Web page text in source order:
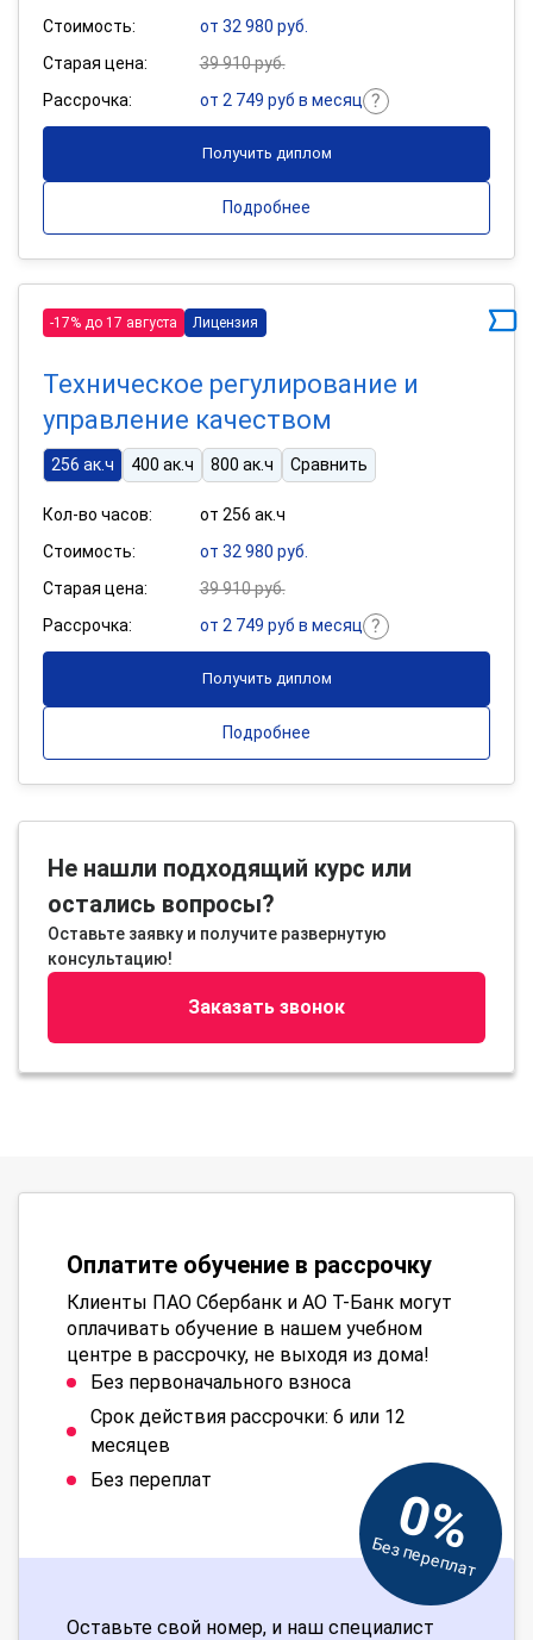
Стоимость:
от 32 980 руб.
Старая цена:
39 910 руб.
Рассрочка:
от 2 749 руб в месяц
Получить диплом
Подробнее
-17% до 17 августа Лицензия
Техническое регулирование и
управление качеством
256 ак.ч 400 ак.ч 800 ак.ч Сравнить
Кол-во часов:
от 256 ак.ч
Стоимость:
от 32 980 руб.
Старая цена:
39 910 руб.
Рассрочка:
от 2 749 руб в месяц
Получить диплом
Подробнее
Не нашли подходящий курс или
остались вопросы?
Оставьте заявку и получите развернутую
консультацию!
Заказать звонок
Оплатите обучение в рассрочку
Клиенты ПАО Сбербанк и АО Т-Банк могут
оплачивать обучение в нашем учебном
центре в рассрочку, не выходя из дома!
Без первоначального взноса
Срок действия рассрочки: 6 или 12
месяцев
Без переплат
0%
Без переплат
Оставьте свой номер, и наш специалист